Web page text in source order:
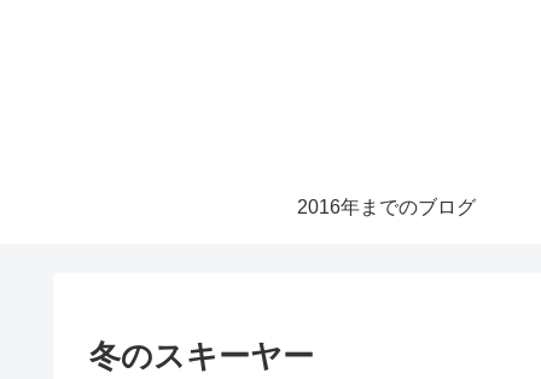
2016年までのブログ
冬のスキーヤー